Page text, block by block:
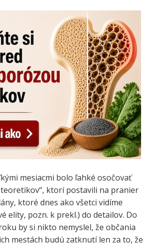
mesiacmi bolo ľahké osočovať
ktorí postavili na pranier
ktoré dnes ako všetci vidíme
elity, pozn. k prekl.) do detailov. Do
by si nikto nemyslel, že občania
mestách budú zatknutí len za to, že